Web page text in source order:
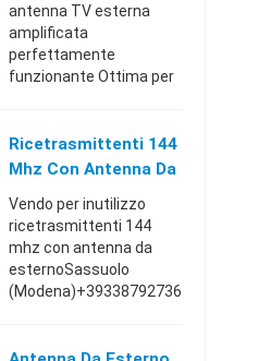
antenna TV esterna
amplificata
perfettamente
funzionante Ottima per
Tronto (Ascoli
Piceno)+393392407870
Ricetrasmittenti 144
Mhz Con Antenna Da
Esterno - Sassuolo
(Modena)
Vendo per inutilizzo
ricetrasmittenti 144
mhz con antenna da
esternoSassuolo
(Modena)+39338792736